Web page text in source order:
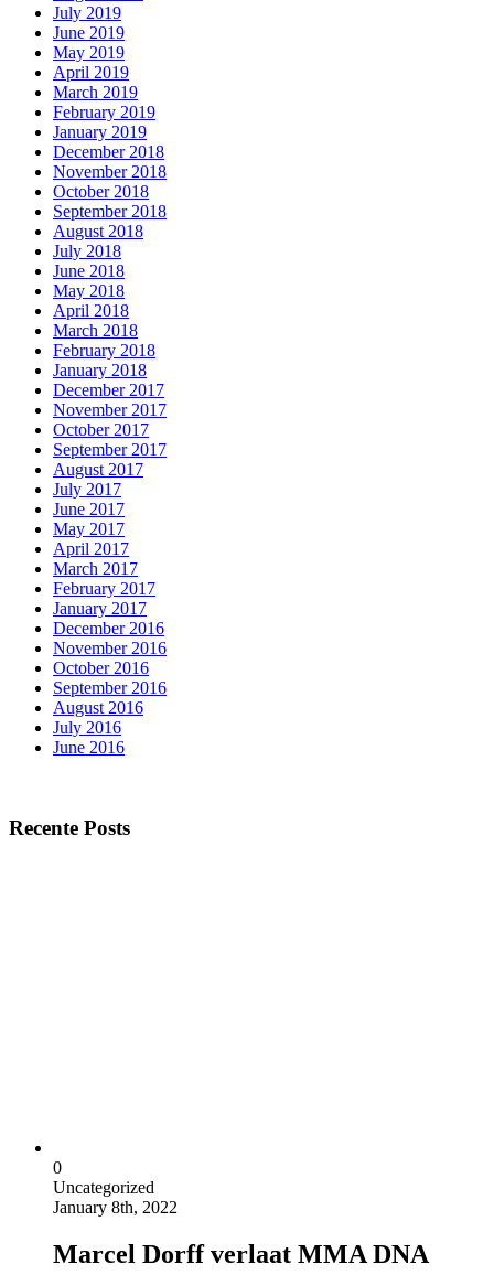
July 2019
June 2019
May 2019
April 2019
March 2019
February 2019
January 2019
December 2018
November 2018
October 2018
September 2018
August 2018
July 2018
June 2018
May 2018
April 2018
March 2018
February 2018
January 2018
December 2017
November 2017
October 2017
September 2017
August 2017
July 2017
June 2017
May 2017
April 2017
March 2017
February 2017
January 2017
December 2016
November 2016
October 2016
September 2016
August 2016
July 2016
June 2016
Recente Posts
0
Uncategorized
January 8th, 2022
Marcel Dorff verlaat MMA DNA